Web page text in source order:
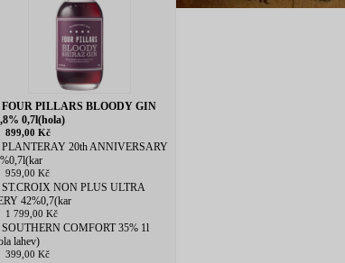
FOUR PILLARS BLOODY GIN
0,7l(hola)
899,00 Kč
PLANTERAY 20th ANNIVERSARY
959,00 Kč
ST.CROIX NON PLUS ULTRA
42%0,7(kar
1 799,00 Kč
SOUTHERN COMFORT 35% 1l
lahev)
399,00 Kč